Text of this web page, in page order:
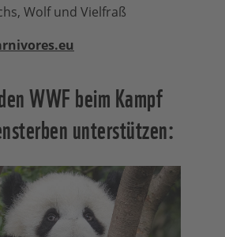
Wolf und Vielfraß
WWF beim Kampf
unterstützen: